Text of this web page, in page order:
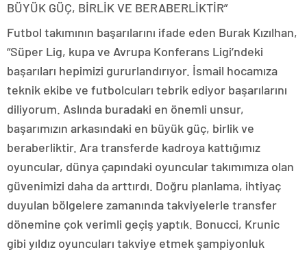
BÜYÜK GÜÇ, BİRLİK VE BERABERLİKTİR”
Futbol takımının başarılarını ifade eden Burak Kızılhan,
“Süper Lig, kupa ve Avrupa Konferans Ligi’ndeki
başarıları hepimizi gururlandırıyor. İsmail hocamıza
teknik ekibe ve futbolcuları tebrik ediyor başarılarını
diliyorum. Aslında buradaki en önemli unsur,
başarımızın arkasındaki en büyük güç, birlik ve
beraberliktir. Ara transferde kadroya kattığımız
oyuncular, dünya çapındaki oyuncular takımımıza olan
güvenimizi daha da arttırdı. Doğru planlama, ihtiyaç
duyulan bölgelere zamanında takviyelerle transfer
dönemine çok verimli geçiş yaptık. Bonucci, Krunic
gibi yıldız oyuncuları takviye etmek şampiyonluk